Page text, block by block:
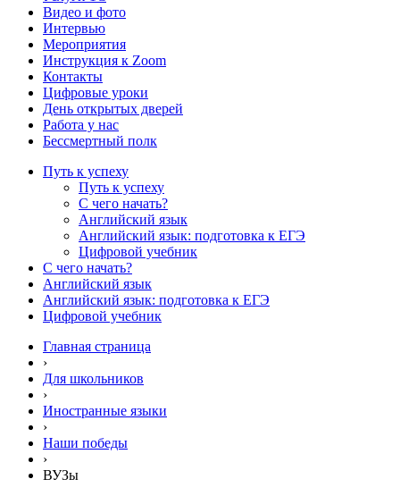
Видео и фото
Интервью
Мероприятия
Инструкция к Zoom
Контакты
Цифровые уроки
День открытых дверей
Работа у нас
Бессмертный полк
Путь к успеху
Путь к успеху
С чего начать?
Английский язык
Английский язык: подготовка к ЕГЭ
Цифровой учебник
С чего начать?
Английский язык
Английский язык: подготовка к ЕГЭ
Цифровой учебник
Главная страница
›
Для школьников
›
Иностранные языки
›
Наши победы
›
ВУЗы